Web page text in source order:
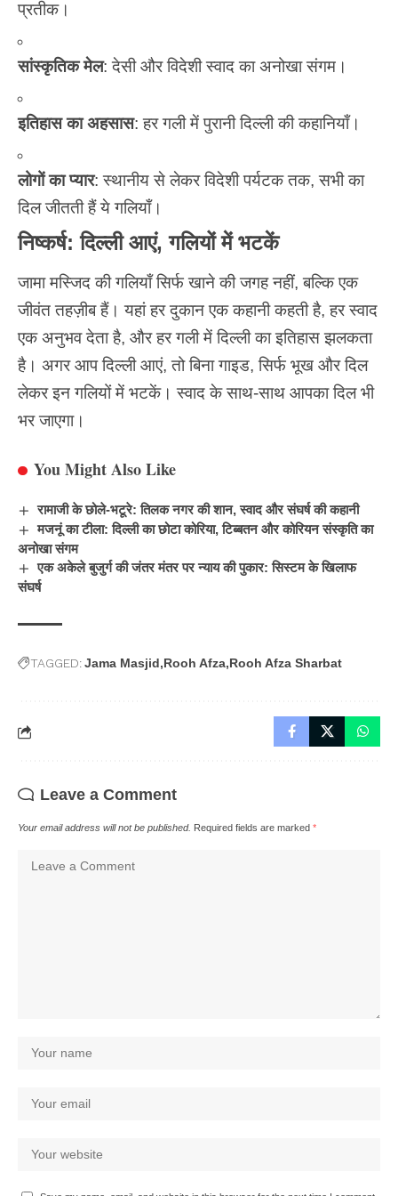
प्रतीक।
सांस्कृतिक मेल: देसी और विदेशी स्वाद का अनोखा संगम।
इतिहास का अहसास: हर गली में पुरानी दिल्ली की कहानियाँ।
लोगों का प्यार: स्थानीय से लेकर विदेशी पर्यटक तक, सभी का
दिल जीतती हैं ये गलियाँ।
निष्कर्ष: दिल्ली आएं, गलियों में भटकें
जामा मस्जिदकी गलियाँ सिर्फ खाने की जगह नहीं, बल्कि एक
जीवंत तहज़ीब हैं। यहां हर दुकान एक कहानी कहती है, हरस्वाद
एक अनुभव देता है, और हर गली में दिल्ली का इतिहास झलकता
है। अगर आप दिल्ली आएं, तो बिना गाइड, सिर्फ भूख और दिल
लेकर इन गलियों में भटकें। स्वाद के साथ-साथ आपका दिल भी
भर जाएगा।
You Might Also Like
रामाजी के छोले-भटूरे: तिलक नगर की शान, स्वाद और संघर्ष की कहानी
मजनूं का टीला: दिल्ली का छोटा कोरिया, टिब्बतन और कोरियन संस्कृति का
अनोखा संगम
एक अकेले बुजुर्ग की जंतर मंतर पर न्याय की पुकार: सिस्टम के खिलाफ
संघर्ष
TAGGED:Jama Masjid Rooh Afza Rooh Afza Sharbat
Leave a Comment
Your email address will not be published. Required fields are marked *